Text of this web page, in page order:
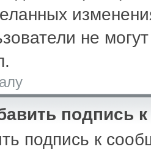
не
подпись
подпись к